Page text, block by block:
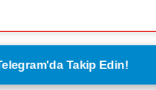
Takip Edin!